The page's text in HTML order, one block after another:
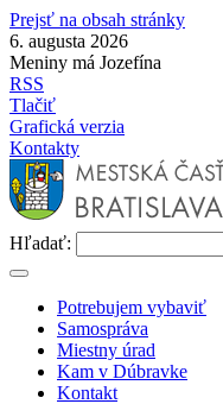
Prejsť na obsah stránky
6. augusta 2026
Meniny má Jozefína
RSS
Tlačiť
Grafická verzia
Kontakty
Hľadať:
Potrebujem vybaviť
Samospráva
Miestny úrad
Kam v Dúbravke
Kontakt